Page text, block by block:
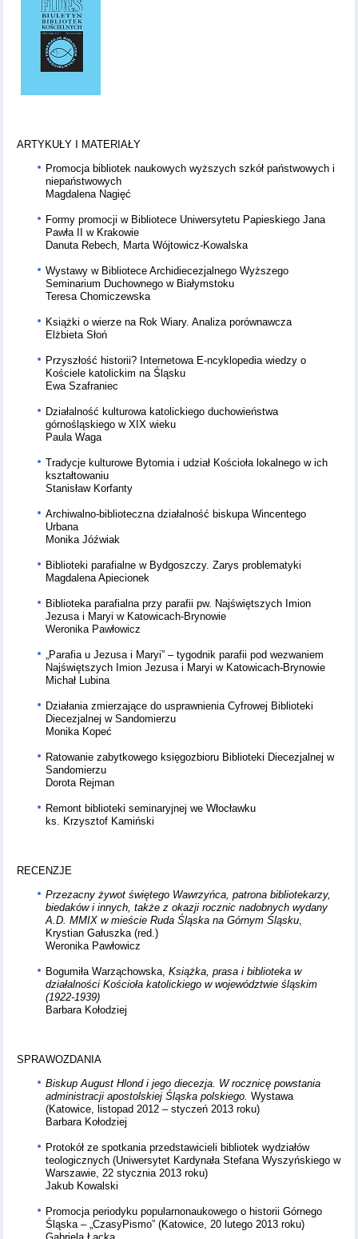
ARTYKUŁY I MATERIAŁY
Promocja bibliotek naukowych wyższych szkół państwowych i
niepaństwowych
Magdalena Nagięć
Formy promocji w Bibliotece Uniwersytetu Papieskiego Jana
Pawła II w Krakowie
Danuta Rebech, Marta Wójtowicz-Kowalska
Wystawy w Bibliotece Archidiecezjalnego Wyższego
Seminarium Duchownego w Białymstoku
Teresa Chomiczewska
Książki o wierze na Rok Wiary. Analiza porównawcza
Elżbieta Słoń
Przyszłość historii? Internetowa E-ncyklopedia wiedzy o
Kościele katolickim na Śląsku
Ewa Szafraniec
Działalność kulturowa katolickiego duchowieństwa
górnośląskiego w XIX wieku
Paula Waga
Tradycje kulturowe Bytomia i udział Kościoła lokalnego w ich
kształtowaniu
Stanisław Korfanty
Archiwalno-biblioteczna działalność biskupa Wincentego
Urbana
Monika Jóźwiak
Biblioteki parafialne w Bydgoszczy. Zarys problematyki
Magdalena Apiecionek
Biblioteka parafialna przy parafii pw. Najświętszych Imion
Jezusa i Maryi w Katowicach-Brynowie
Weronika Pawłowicz
„Parafia u Jezusa i Maryi” – tygodnik parafii pod wezwaniem
Najświętszych Imion Jezusa i Maryi w Katowicach-Brynowie
Michał Lubina
Działania zmierzające do usprawnienia Cyfrowej Biblioteki
Diecezjalnej w Sandomierzu
Monika Kopeć
Ratowanie zabytkowego księgozbioru Biblioteki Diecezjalnej w
Sandomierzu
Dorota Rejman
Remont biblioteki seminaryjnej we Włocławku
ks. Krzysztof Kamiński
RECENZJE
Przezacny żywot świętego Wawrzyńca, patrona bibliotekarzy,
biedaków i innych, także z okazji rocznic nadobnych wydany
A.D. MMIX w mieście Ruda Śląska na Górnym Śląsku
Krystian Gałuszka (red.)
Weronika Pawłowicz
Bogumiła Warząchowska,Książka, prasa i biblioteka w
działalności Kościoła katolickiego w województwie śląskim
(1922-1939)
Barbara Kołodziej
SPRAWOZDANIA
Biskup August Hlond i jego diecezja. W rocznicę powstania
administracji apostolskiej Śląska polskiego. Wystawa
(Katowice, listopad 2012 – styczeń 2013 roku)
Barbara Kołodziej
Protokół ze spotkania przedstawicieli bibliotek wydziałów
teologicznych (Uniwersytet Kardynała Stefana Wyszyńskiego w
Warszawie, 22 stycznia 2013 roku)
Jakub Kowalski
Promocja periodyku popularnonaukowego o historii Górnego
Śląska – „CzasyPismo” (Katowice, 20 lutego 2013 roku)